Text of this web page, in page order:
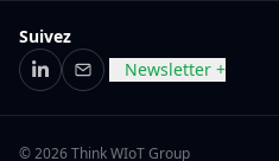
Suivez
LinkedIn
E-mailNewsletter +
© 2026 Think WIoT Group